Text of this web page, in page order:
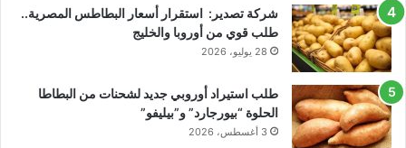
شركة تصدير: استقرار أسعار البطاطس المصرية..
طلب قوي من أوروبا والخليج
28 يوليو، 2026
طلب استيراد أوروبي جديد لشحنات من البطاطا
الحلوة “بيورجارد” و”بيليفو”
3 أغسطس، 2026